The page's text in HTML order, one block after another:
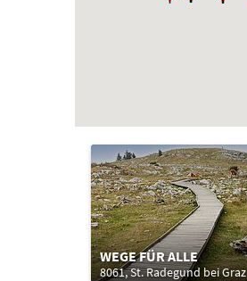
WEGE FÜR ALLE
8061, St. Radegund bei Graz